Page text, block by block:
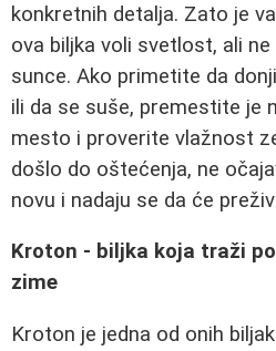
konkretnih detalja. Zato je
ova biljka voli svetlost, ali
sunce. Ako primetite da
ili da se suše, premestite je
mesto i proverite vlažnost
došlo do oštećenja, ne
novu i nadaju se da će
Kroton - biljka koja traži
zime
Kroton je jedna od onih